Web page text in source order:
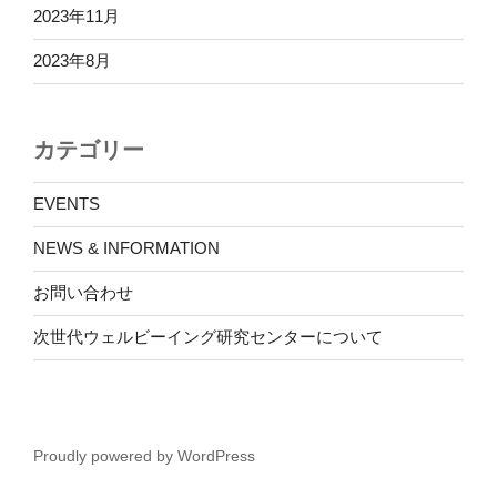
2023年11月
2023年8月
カテゴリー
EVENTS
NEWS & INFORMATION
お問い合わせ
次世代ウェルビーイング研究センターについて
Proudly powered by WordPress